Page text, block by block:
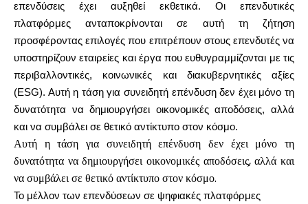
επενδύσεις έχει αυξηθεί εκθετικά. Οι επενδυτικές
πλατφόρμες ανταποκρίνονται σε αυτή τη ζήτηση
προσφέροντας επιλογές που επιτρέπουν στους επενδυτές να
υποστηρίζουν εταιρείες και έργα που ευθυγραμμίζονται με τις
περιβαλλοντικές, κοινωνικές και διακυβερνητικές αξίες
(ESG). Αυτή η τάση για συνειδητή επένδυση δεν έχει μόνο τη
δυνατότητα να δημιουργήσει οικονομικές αποδόσεις, αλλά
και να συμβάλει σε θετικό αντίκτυπο στον κόσμο.
Αυτή η τάση για συνειδητή επένδυση δεν έχει μόνο τη
δυνατότητα να δημιουργήσει οικονομικές αποδόσεις, αλλά και
να συμβάλει σε θετικό αντίκτυπο στον κόσμο.
Το μέλλον των επενδύσεων σε ψηφιακές πλατφόρμες